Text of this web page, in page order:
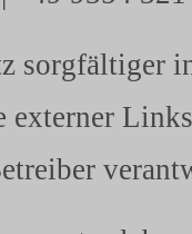
sorgfältiger